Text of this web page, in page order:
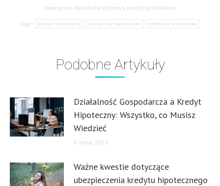
Kategorie: doradca kredytowy, kredyt gotówkowy
Tagi: kredyt hipoteczny kredyt na mieszkanie zdolność kredytowa
Podobne Artykuły
Działalność Gospodarcza a Kredyt
Hipoteczny: Wszystko, co Musisz
Wiedzieć
8 maja, 2023
Ważne kwestie dotyczące
ubezpieczenia kredytu hipotecznego